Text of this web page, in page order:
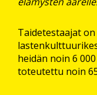
Taidetestaajat
heidän noin 6
toteutettu noin